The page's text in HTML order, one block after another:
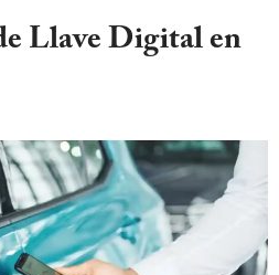
Llave Digital en